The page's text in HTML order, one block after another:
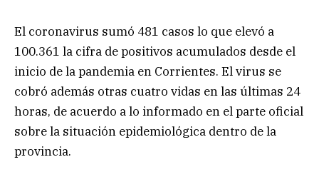
El coronavirus sumó 481 casos lo que elevó a
100.361 la cifra de positivos acumulados desde el
inicio de la pandemia en Corrientes. El virus se
cobró además otras cuatro vidas en las últimas 24
horas, de acuerdo a lo informado en el parte oficial
sobre la situación epidemiológica dentro de la
provincia.